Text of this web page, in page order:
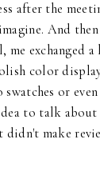
after the
And
me
color
or
to talk
didn't make